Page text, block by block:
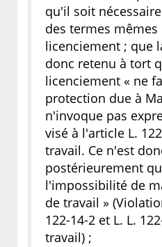
qu'il soit
des termes
licenciement ; que
donc retenu à tort
licenciement « ne
protection due à
n'invoque pas
visé à l'article L.
travail. Ce n'est
postérieurement
l'impossibilité de
de travail »
122-14-2 et L. L.
travail) ;